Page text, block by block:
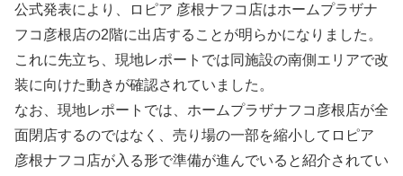
公式発表により、ロピア 彦根ナフコ店はホームプラザナ
フコ彦根店の2階に出店することが明らかになりました。
これに先立ち、現地レポートでは同施設の南側エリアで改
装に向けた動きが確認されていました。
なお、現地レポートでは、ホームプラザナフコ彦根店が全
面閉店するのではなく、売り場の一部を縮小してロピア
彦根ナフコ店が入る形で準備が進んでいると紹介されてい